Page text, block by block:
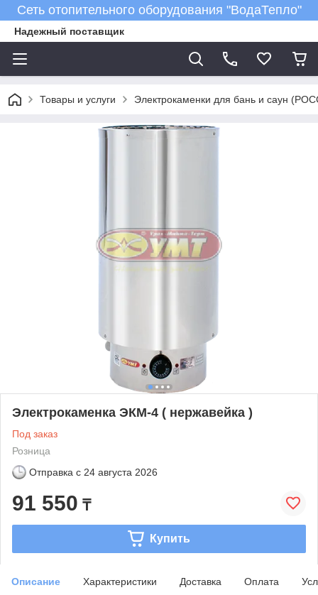
Сеть отопительного оборудования "ВодаТепло"
Надежный поставщик
Товары и услуги Электрокаменки для бань и саун
Электрокаменка ЭКМ-4 ( нержавейка )
Под заказ
Розница
Отправка с 24 августа 2026
91 550 ₸
Купить
Описание Характеристики Доставка Оплата